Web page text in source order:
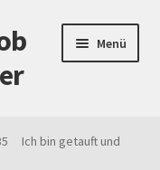
Menü
Ich bin getauft und